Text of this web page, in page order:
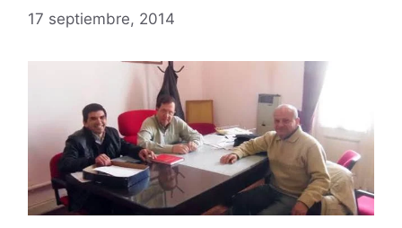
17 septiembre, 2014